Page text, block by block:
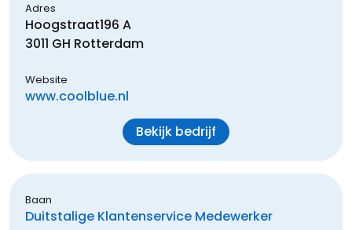
Adres
Hoogstraat196 A
3011 GH Rotterdam
Website
www.coolblue.nl
Bekijk bedrijf
Baan
Duitstalige Klantenservice Medewerker